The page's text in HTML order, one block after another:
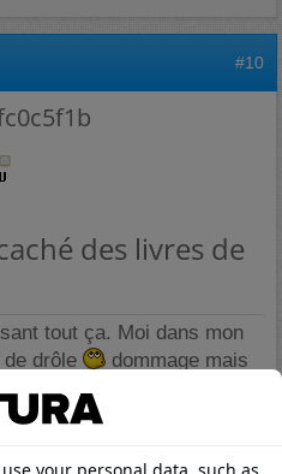
#10
des livres de
tout ça. Moi dans mon
drôle
dommage mais
en classe comme ça